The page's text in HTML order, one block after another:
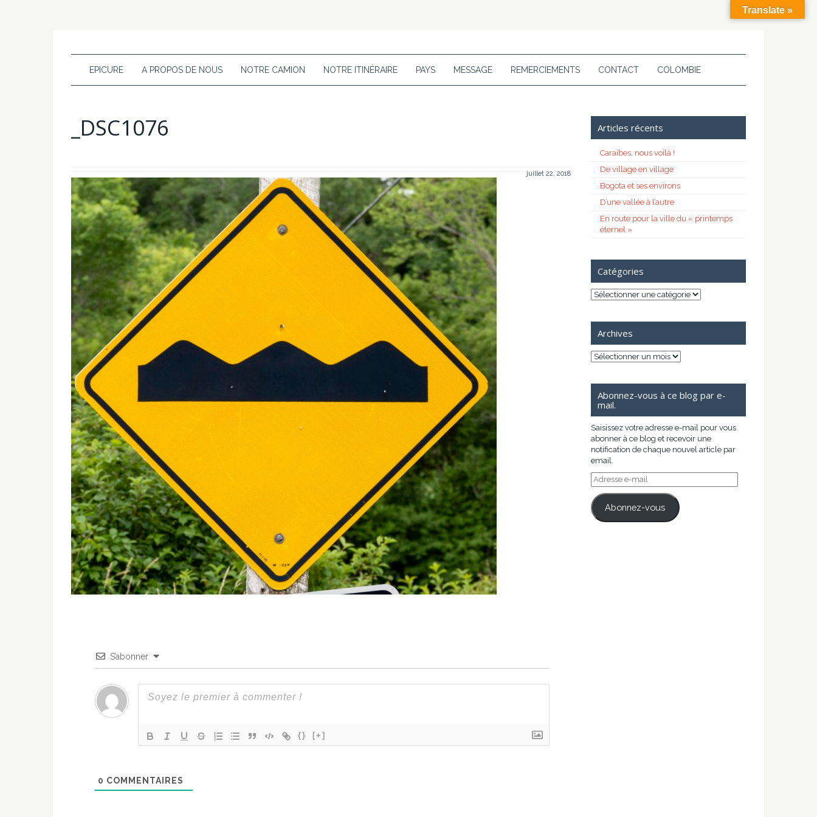
EPICURE A PROPOS DE NOUS NOTRE CAMION NOTRE ITINÉRAIRE PAYS MESSAGE REMERCIEMENTS CONTACT COLOMBIE
_DSC1076
juillet 22, 2018
S’abonner
{} [+]
0 COMMENTAIRES
Articles récents
Caraïbes, nous voilà !
De village en village
Bogota et ses environs
D’une vallée à l’autre
En route pour la ville du « printemps
éternel »
Catégories
Catégories
Archives
Archives
Abonnez-vous à ce blog par e-
mail.
Saisissez votre adresse e-mail pour vous
abonner à ce blog et recevoir une
notification de chaque nouvel article par
email.
Adresse
e-
mail
Abonnez-vous
Translate »